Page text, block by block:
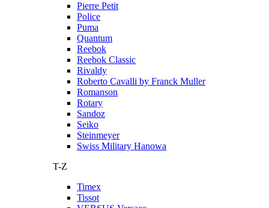
Pierre Petit
Police
Puma
Quantum
Reebok
Reebok Classic
Rivaldy
Roberto Cavalli by Franck Muller
Romanson
Rotary
Sandoz
Seiko
Steinmeyer
Swiss Military Hanowa
T-Z
Timex
Tissot